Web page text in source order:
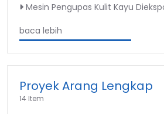
Mesin Pengupas Kulit Kayu
baca lebih
Proyek Arang Lengkap
14 Item